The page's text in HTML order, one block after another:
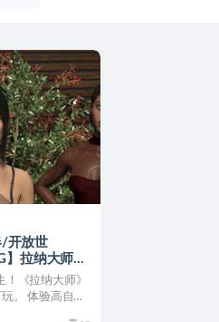
/开放世
】拉纳大师
版+开放世界
《拉纳大师》
。 体验高自由